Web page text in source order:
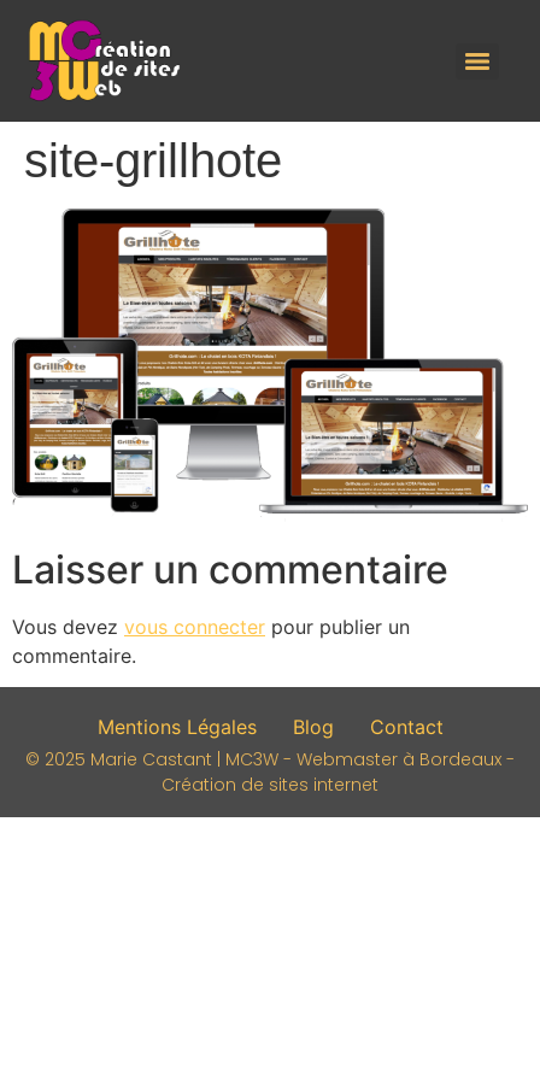
site-grillhote
Laisser un commentaire
Vous devez vous connecter pour publier un
commentaire.
Mentions Légales Blog
Contact
© 2025 Marie Castant | MC3W - Webmaster à Bordeaux -
Création de sites internet